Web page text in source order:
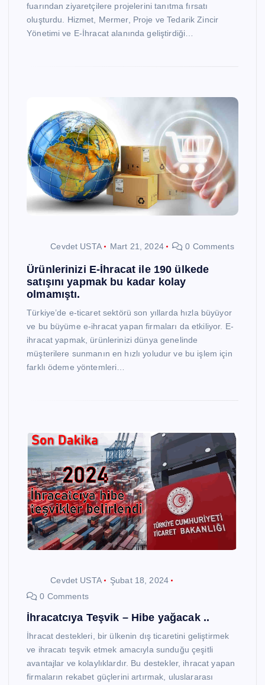
fuarından ziyaretçilere projelerini tanıtma fırsatı
oluşturdu. Hizmet, Mermer, Proje ve Tedarik Zincir
Yönetimi ve E-İhracat alanında geliştirdiği…
Cevdet USTA Mart 21, 2024 0 Comments
Ürünlerinizi E-İhracat ile 190 ülkede
satışını yapmak bu kadar kolay
olmamıştı.
Türkiye’de e-ticaret sektörü son yıllarda hızla büyüyor
ve bu büyüme e-ihracat yapan firmaları da etkiliyor. E-
ihracat yapmak, ürünlerinizi dünya genelinde
müşterilere sunmanın en hızlı yoludur ve bu işlem için
farklı ödeme yöntemleri…
Cevdet USTA
Şubat 18, 2024
0 Comments
İhracatcıya Teşvik – Hibe yağacak ..
İhracat destekleri, bir ülkenin dış ticaretini geliştirmek
ve ihracatı teşvik etmek amacıyla sunduğu çeşitli
avantajlar ve kolaylıklardır. Bu destekler, ihracat yapan
firmaların rekabet güçlerini artırmak, uluslararası